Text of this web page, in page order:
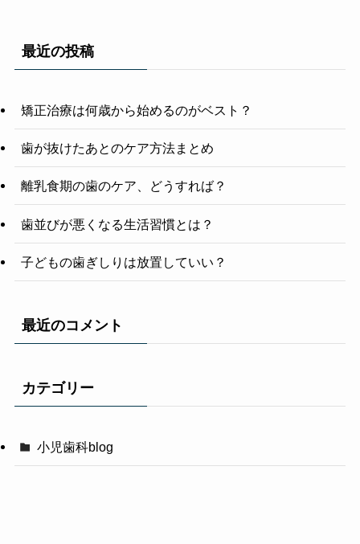
最近の投稿
矯正治療は何歳から始めるのがベスト？
歯が抜けたあとのケア方法まとめ
離乳食期の歯のケア、どうすれば？
歯並びが悪くなる生活習慣とは？
子どもの歯ぎしりは放置していい？
最近のコメント
カテゴリー
小児歯科blog